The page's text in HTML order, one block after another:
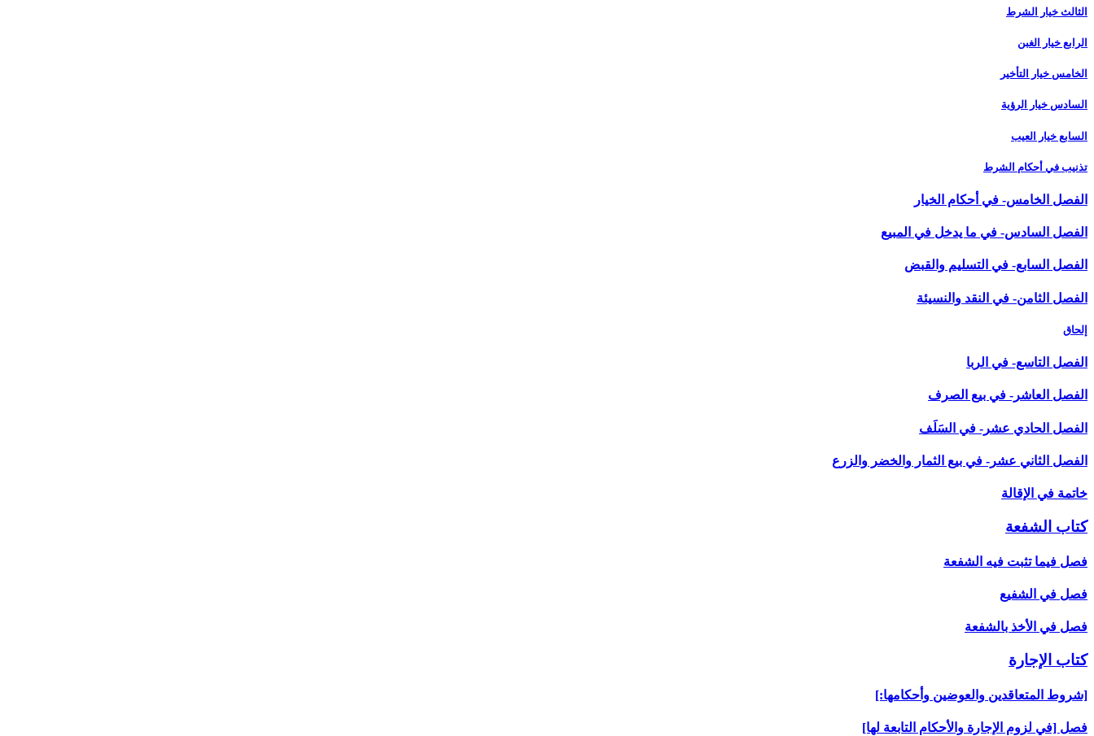
الثالث خيار الشرط
الرابع خيار الغبن
الخامس خيار التأخير
السادس خيار الرؤية
السابع خيار العيب
تذنيب في أحكام الشرط
الفصل الخامس- في أحكام الخيار
الفصل السادس- في ما يدخل في المبيع‏
الفصل السابع- في التسليم والقبض‏
الفصل الثامن- في النقد والنسيئة
إلحاق
الفصل التاسع- في الربا
الفصل العاشر- في بيع الصرف‏
الفصل الحادي عشر- في السَلَف
الفصل الثاني عشر- في بيع الثمار والخضر والزرع‏
خاتمة في الإقالة
كتاب الشفعة
فصل فيما تثبت فيه الشفعة
فصل في الشفيع
فصل في الأخذ بالشفعة
كتاب الإجارة
[شروط المتعاقدين والعوضين وأحكامها:]
فصل [في لزوم الإجارة والأحكام التابعة لها]